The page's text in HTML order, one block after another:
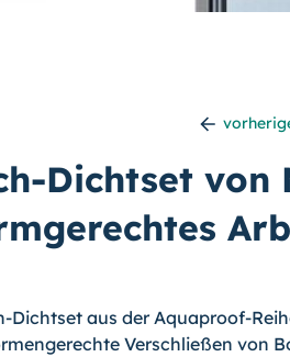
Dichtset von
Dichtset aus der Aquaproof-
Verschließen von